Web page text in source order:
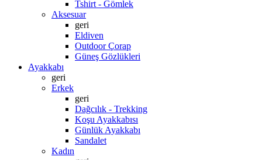
Tshirt - Gömlek
Aksesuar
geri
Eldiven
Outdoor Çorap
Güneş Gözlükleri
Ayakkabı
geri
Erkek
geri
Dağcılık - Trekking
Koşu Ayakkabısı
Günlük Ayakkabı
Sandalet
Kadın